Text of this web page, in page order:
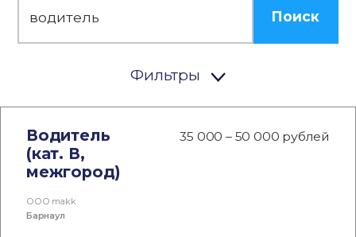
Поиск
Фильтры
Водитель
(кат. В,
межгород)
35 000 – 50 000 рублей
ООО makk
Барнаул